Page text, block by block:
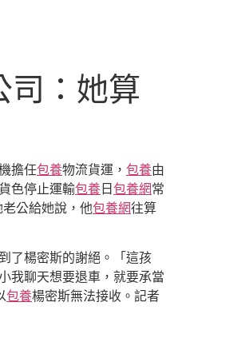
司：她算
擔任包養物流貨運， 包養由
色停止運輸包養 日 包養網常
公給她說，他包養網往算
了楊密斯的謝絕。「這孩
我聊天想要退車，就要承當
包養楊密斯無法接收。記者